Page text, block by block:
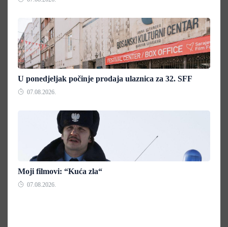
U ponedjeljak počinje prodaja ulaznica za 32. SFF
07.08.2026.
Moji filmovi: “Kuća zla“
07.08.2026.